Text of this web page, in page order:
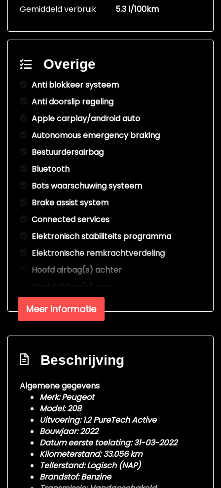
Gemiddeld verbruik
5.3 l/100km
Overige
Anti blokkeer systeem
Anti doorslip regeling
Apple carplay/android auto
Autonomous emergency braking
Bestuurdersairbag
Bluetooth
Bots waarschuwing systeem
Brake assist system
Connected services
Elektronisch stabiliteits programma
Elektronische remkrachtverdeling
Hoofd airbag(s) achter
Hoofd airbag(s) voor
Passagiersairbag
Rijstrooksensor met correctie
Zij airbag(s) voor
Exterieur
Buitenspiegels elektrisch inklapbaar
Buitenspiegels elektrisch verstelbaar
Buitenspiegels in carrosseriekleur
Buitenspiegels verwarmbaar
Centrale vergrendeling met
afstandsbediening
Meer informatie
Beschrijving
Algemene gegevens
Merk: Peugeot
Model: 208
Uitvoering: 1.2 PureTech Active
Bouwjaar: 2022
Datum eerste toelating: 31-03-2022
Kilometerstand: 33.056 km
Tellerstand: Logisch (NAP)
Brandstof: Benzine